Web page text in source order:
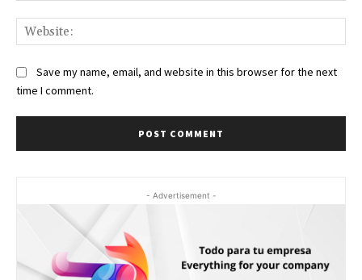
Save my name, email, and website in this browser for the next
time I comment.
- Advertisement -